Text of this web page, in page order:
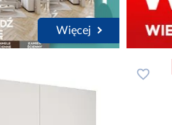
Więcej